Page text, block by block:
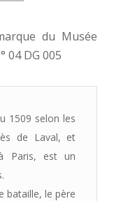
du Musée
04 DG 005
1509 selon les
de Laval, et
Paris, est un
bataille, le père